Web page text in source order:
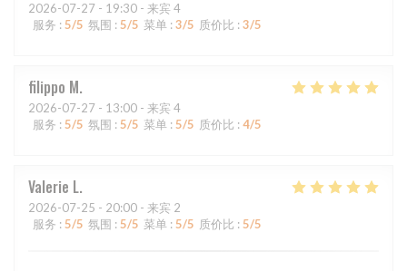
2026-07-27 - 19:30 - 来宾 4
服务 : 5/5 氛围 : 5/5 菜单 : 3/5 质价比 : 3/5
filippo M
2026-07-27 - 13:00 - 来宾 4
服务 : 5/5 氛围 : 5/5 菜单 : 5/5 质价比 : 4/5
Valerie L
2026-07-25 - 20:00 - 来宾 2
服务 : 5/5 氛围 : 5/5 菜单 : 5/5 质价比 : 5/5